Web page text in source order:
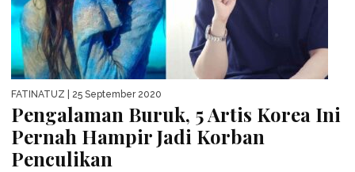
FATINATUZ | 25 September 2020
Pengalaman Buruk, 5 Artis Korea Ini
Pernah Hampir Jadi Korban
Penculikan